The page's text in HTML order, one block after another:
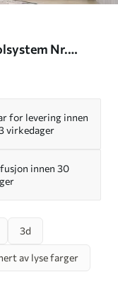
Nr.
for levering innen
virkedager
innen 30
3d
av lyse farger